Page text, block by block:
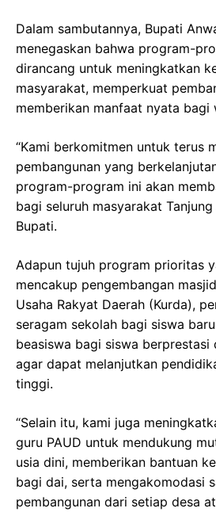
Dalam sambutannya, Bupati
menegaskan bahwa program-
dirancang untuk meningkatkan
masyarakat, memperkuat
memberikan manfaat nyata bagi
“Kami berkomitmen untuk terus
pembangunan yang
program-program ini akan
bagi seluruh masyarakat
Bupati.
Adapun tujuh program prioritas
mencakup pengembangan
Usaha Rakyat Daerah (Kurda),
seragam sekolah bagi siswa
beasiswa bagi siswa berprestasi
agar dapat melanjutkan
tinggi.
“Selain itu, kami juga
guru PAUD untuk mendukung
usia dini, memberikan bantuan
bagi dai, serta mengakomodasi
pembangunan dari setiap desa